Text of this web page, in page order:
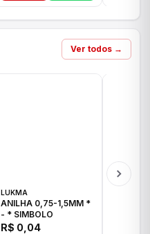
Ver todos →
LUKMA
ANILHA 0,75-1,5MM *
- * SIMBOLO
R$ 0,04